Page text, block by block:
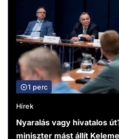
1 perc
Hírek
Nyaralás vagy hivatalos
miniszter mást állít